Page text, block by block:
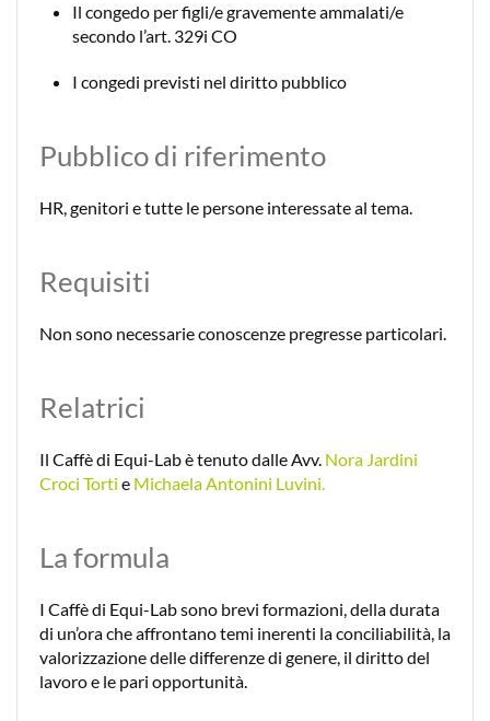
Il congedo per figli/e gravemente ammalati/e
secondo l’art. 329i CO
I congedi previsti nel diritto pubblico
Pubblico di riferimento
HR, genitori e tutte le persone interessate al tema.
Requisiti
Non sono necessarie conoscenze pregresse particolari.
Relatrici
Il Caffè di Equi-Lab è tenuto dalle Avv. Nora Jardini
Croci Torti e Michaela Antonini Luvini.
La formula
I Caffè di Equi-Lab sono brevi formazioni, della durata
di un’ora che affrontano temi inerenti la conciliabilità, la
valorizzazione delle differenze di genere, il diritto del
lavoro e le pari opportunità.